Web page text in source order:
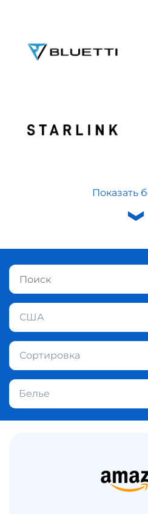
Показать
США
Сортировка
Белье